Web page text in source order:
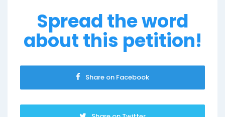
Spread the word
about this petition!
Share on Facebook